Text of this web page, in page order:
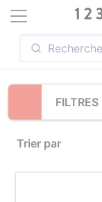
FILTRES
Trier par
Loading...